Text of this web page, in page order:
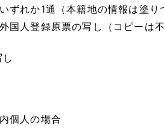
れか1通（本籍地の情報は塗り
国人登録原票の写し（コピーは
個人の場合